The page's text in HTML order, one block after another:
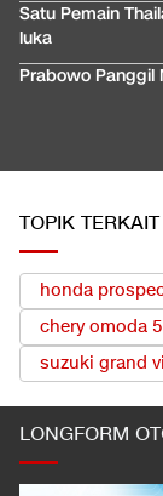
Satu Pemain
luka
Prabowo Panggil
TOPIK TERKAIT
honda
chery omoda 5
suzuki grand
LONGFORM